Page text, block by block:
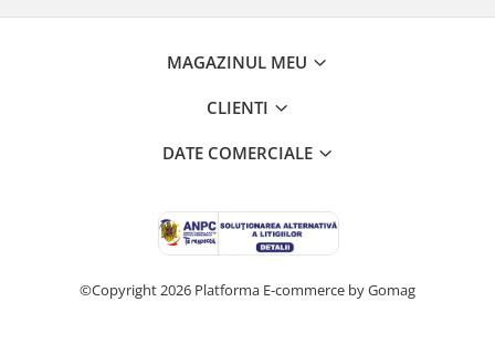
MAGAZINUL MEU
CLIENTI
DATE COMERCIALE
©Copyright 2026 Platforma E-commerce by Gomag